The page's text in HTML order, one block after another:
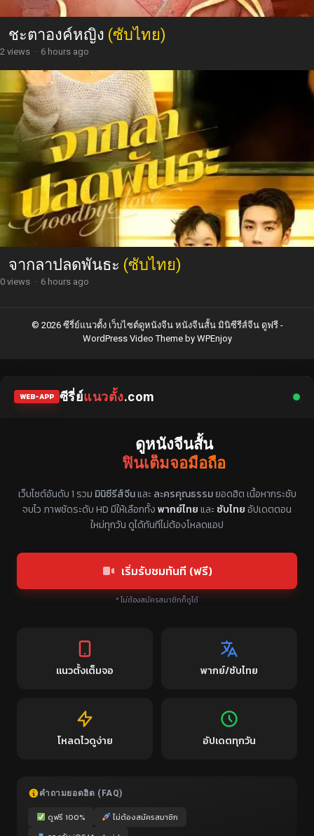
ชะตาองค์หญิง (ซับไทย)
2 views · 6 hours ago
จากลาปลดพันธะ (ซับไทย)
0 views · 6 hours ago
© 2026 ซีรี่ย์แนวตั้ง เว็บไซต์ดูหนังจีน หนังจีนสั้น มินิซีรีส์จีน ดูฟรี -
WordPress Video Themeby WPEnjoy
WEB-APP ซีรี่ย์แนวตั้ง.com
ดูหนังจีนสั้น
ฟินเต็มจอมือถือ
เว็บไซต์อันดับ 1 รวม มินิซีรีส์จีนและ ละครคุณธรรมยอดฮิต เนื้อหากระชับ
จบไว ภาพชัดระดับ HD มีให้เลือกทั้งพากย์ไทยและ ซับไทยอัปเดตตอน
ใหม่ทุกวัน ดูได้ทันทีไม่ต้องโหลดแอป
เริ่มรับชมทันที (ฟรี)
* ไม่ต้องสมัครสมาชิกก็ดูได้
แนวตั้งเต็มจอ พากย์/ซับไทย
โหลดไวดูง่าย อัปเดตทุกวัน
คำถามยอดฮิต (FAQ)
ดูฟรี 100%
ไม่ต้องสมัครสมาชิก